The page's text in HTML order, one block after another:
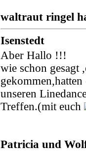
waltraut ringel
Isenstedt
Aber Hallo !!!
wie schon gesagt
unseren
Treffen.(mit euch
Patricia und